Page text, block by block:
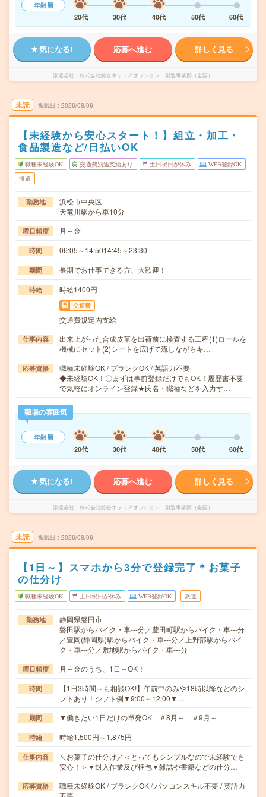
年齢層
20代
30代 40代 50代 60代
気になる! 応募へ進む 詳しく見る
派遣会社 株式会社綜合キャリアオプション 製造事業部（全国）
未読 掲載日 2026/08/06
【未経験から安心スタート！】組立・加工・
食品製造など/日払いOK
職種未経験OK 交通費別途支給あり 土日祝日が休み WEB登録OK
派遣
勤務地
浜松市中央区
天竜川駅から車10分
曜日頻度 月～金
時間 06:05～14:5014:45～23:30
期間 長期でお仕事できる方、大歓迎！
時給 時給1400円
交通費
交通費規定内支給
仕事内容
出来上がった合成皮革を出荷前に検査する工程(1)ロールを
機械にセット(2)シートを広げて流しながらキ…
応募資格
職種未経験OK / ブランクOK / 英語力不要
◆未経験OK！〇まずは事前登録だけでもOK！履歴書不要
で気軽にオンライン登録★氏名・職種などを入力す…
職場の雰囲気
年齢層
20代
30代 40代 50代 60代
気になる! 応募へ進む 詳しく見る
派遣会社 株式会社綜合キャリアオプション 製造事業部（全国）
未読 掲載日 2026/08/06
【1日～】スマホから3分で登録完了＊お菓子
の仕分け
職種未経験OK 土日祝日が休み WEB登録OK 派遣
勤務地
静岡県磐田市
磐田駅からバイク・車---分／豊田町駅からバイク・車---分
／豊岡(静岡県)駅からバイク・車---分／上野部駅からバイ
ク・車---分／敷地駅からバイク・車---分
曜日頻度 月～金のうち、1日～OK！
時間
【1日3時間～も相談OK!】午前中のみや18時以降などのシ
フトあり！シフト例▼9:00～12:00▼…
期間 ▼働きたい1日だけの単発OK ＃8月～ ＃9月～
時給 時給1,500円～1,875円
仕事内容
＼お菓子の仕分け／＜とってもシンプルなので未経験でも
安心！＞▼封入作業及び梱包▼雑誌や書籍などの仕分…
応募資格
職種未経験OK / ブランクOK / パソコンスキル不要 / 英語力